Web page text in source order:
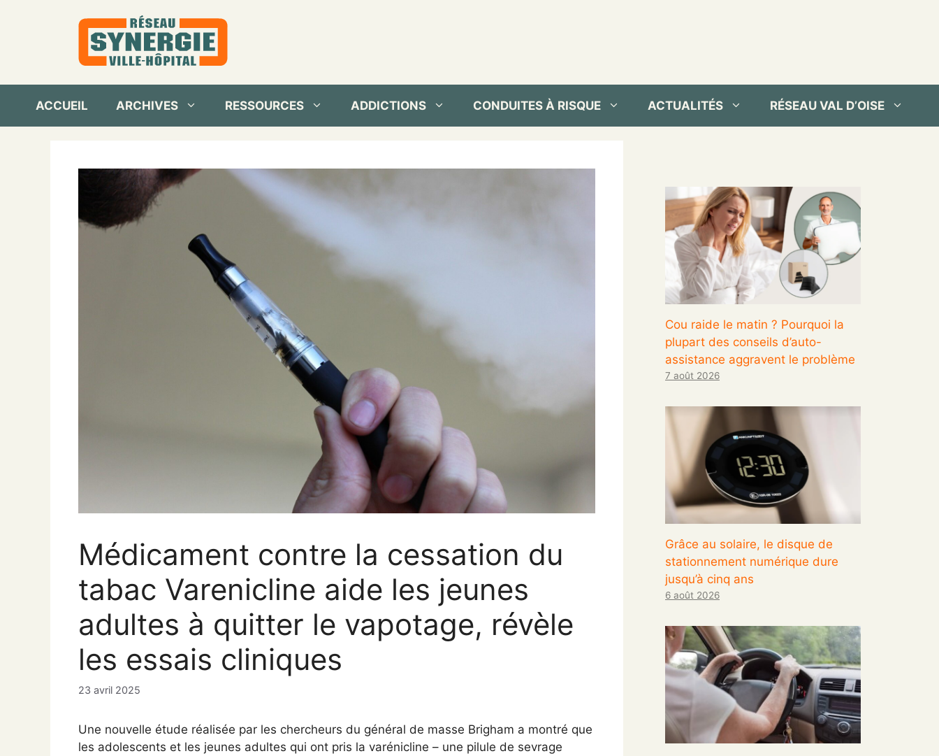
ACCUEIL ARCHIVES RESSOURCES ADDICTIONS CONDUITES À RISQUE ACTUALITÉS RÉSEAU VAL D’OISE
Médicament contre la cessation du
tabac Varenicline aide les jeunes
adultes à quitter le vapotage, révèle
les essais cliniques
23 avril 2025
Une nouvelle étude réalisée par les chercheurs du général de masse Brigham a montré que
les adolescents et les jeunes adultes qui ont pris la varénicline – une pilule de sevrage
Cou raide le matin ? Pourquoi la
plupart des conseils d’auto-
assistance aggravent le problème
7 août 2026
Grâce au solaire, le disque de
stationnement numérique dure
jusqu’à cinq ans
6 août 2026